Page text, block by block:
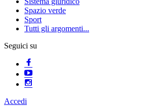
Spazio verde
Sport
Tutti gli argomenti...
Seguici su
Accedi